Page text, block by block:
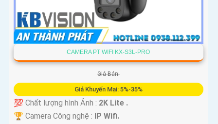
CAMERA PT WIFI KX-S3L-PRO
Giá Bán:
Giá Khuyến Mại: 5%-35%
💯 Chất lượng hình Ảnh : 2K Lite .
🏆 Camera Công nghệ : IP Wifi.